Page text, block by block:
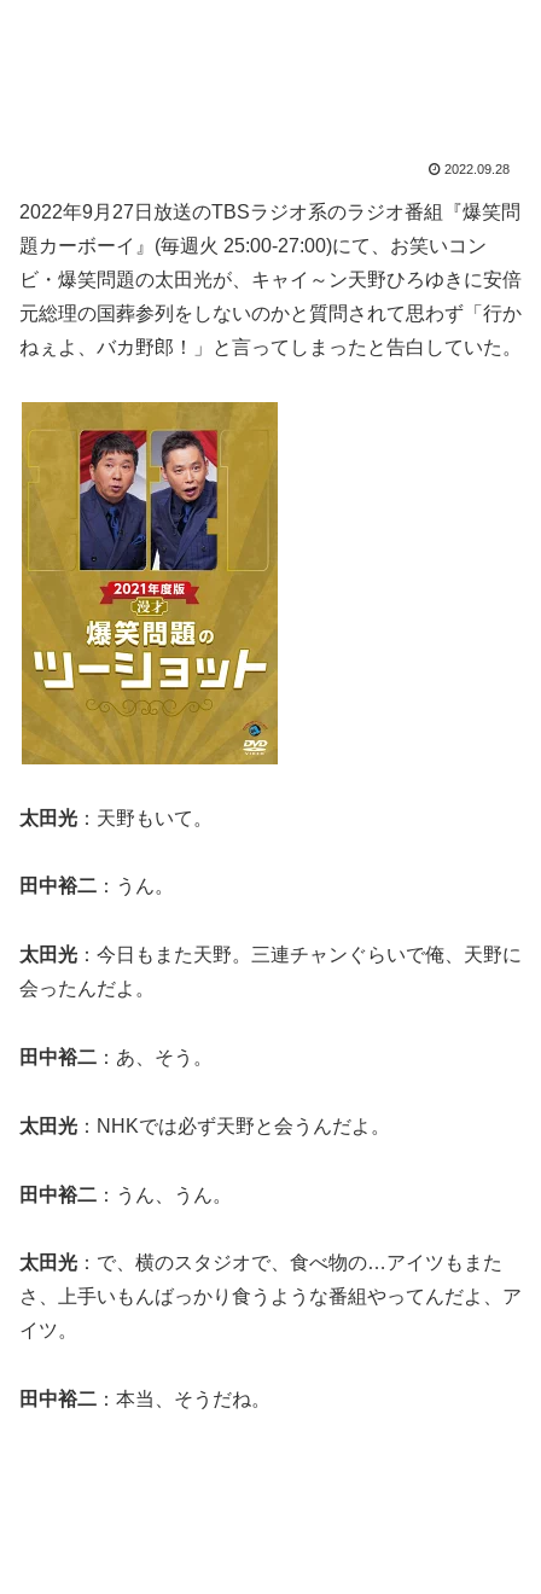
2022.09.28
2022年9月27日放送のTBSラジオ系のラジオ番組『爆笑問
題カーボーイ』(毎週火 25:00-27:00)にて、お笑いコン
ビ・爆笑問題の太田光が、キャイ～ン天野ひろゆきに安倍
元総理の国葬参列をしないのかと質問されて思わず「行か
ねぇよ、バカ野郎！」と言ってしまったと告白していた。
太田光 ：天野もいて。
田中裕二 ：うん。
太田光 ：今日もまた天野。三連チャンぐらいで俺、天野に
会ったんだよ。
田中裕二 ：あ、そう。
太田光 ：NHKでは必ず天野と会うんだよ。
田中裕二 ：うん、うん。
太田光 ：で、横のスタジオで、食べ物の…アイツもまた
さ、上手いもんばっかり食うような番組やってんだよ、ア
イツ。
田中裕二 ：本当、そうだね。